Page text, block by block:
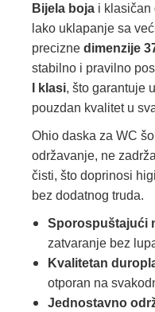
Bijela boja i klasičan
lako uklapanje sa
precizne dimenzije
stabilno i pravilno
I klasi, što garantuje
pouzdan kvalitet u
Ohio daska za WC
održavanje, ne
čisti, što doprinosi
bez dodatnog truda.
Sporospuštajući
zatvaranje bez
Kvalitetan
otporan na
Jednostavno